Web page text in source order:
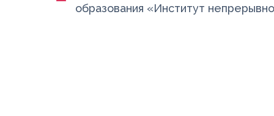
образования «Институт